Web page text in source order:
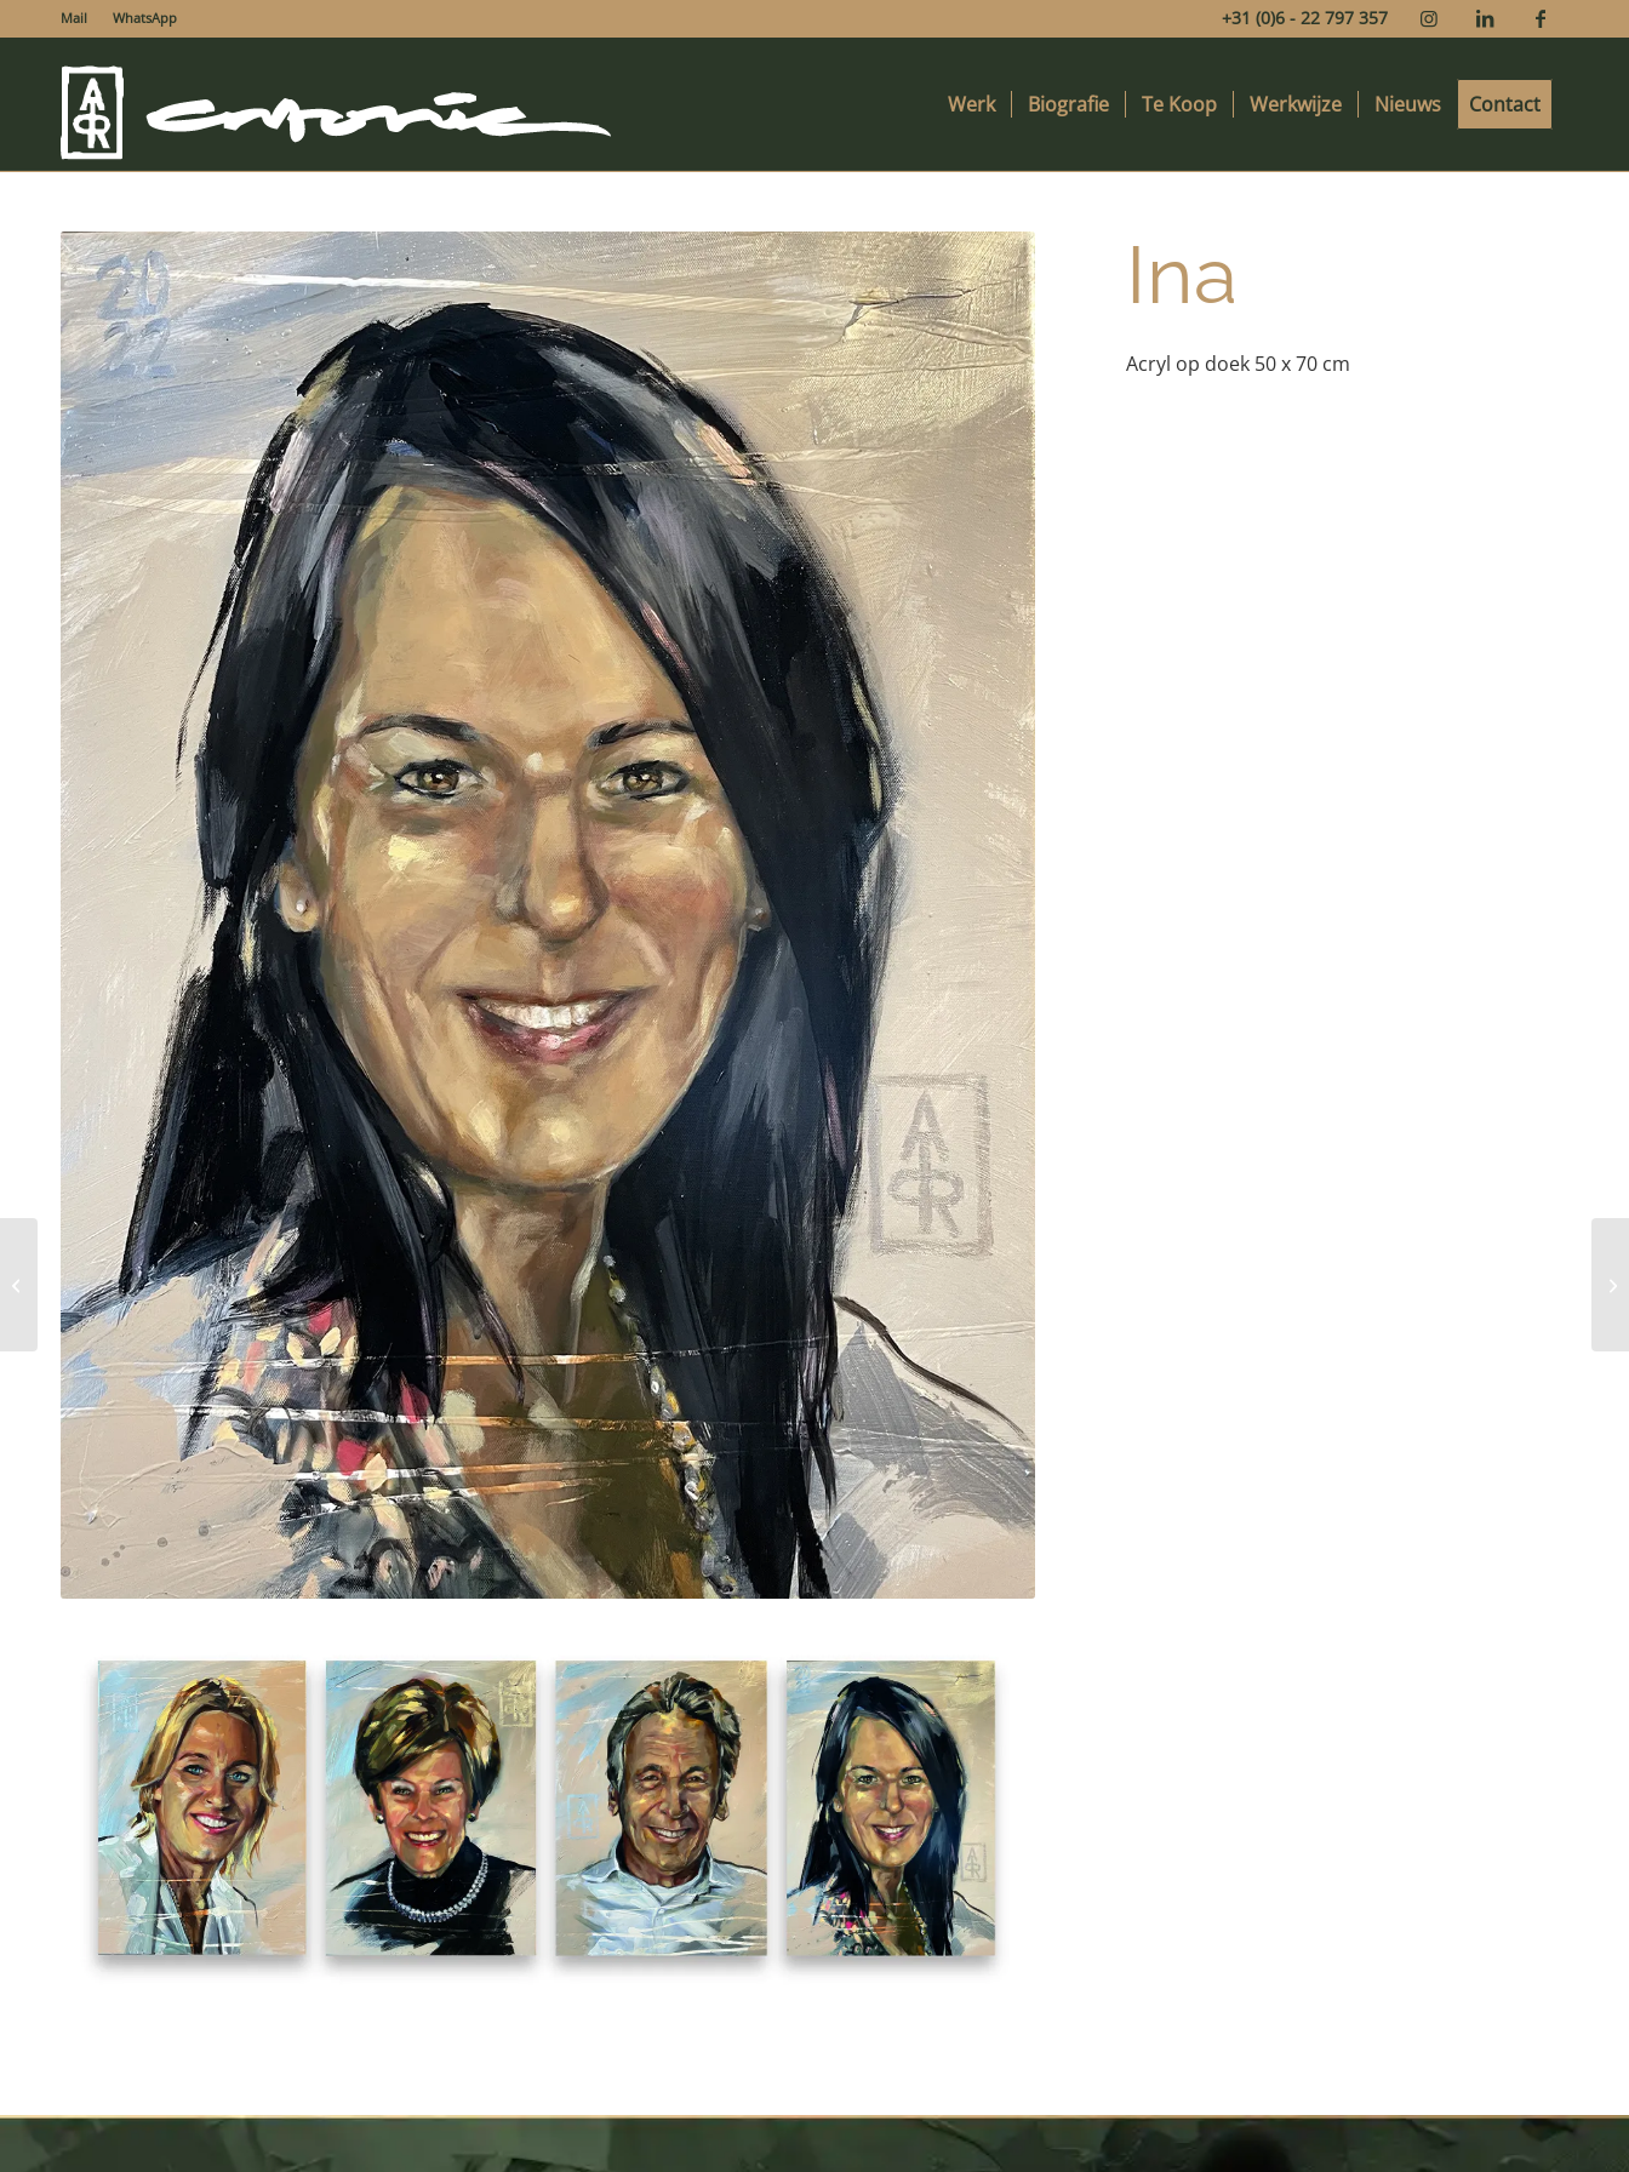
Mail WhatsApp +31 (0)6 - 22 797 357
Werk Biografie Te Koop Werkwijze Nieuws Contact
Ina
Acryl op doek 50 x 70 cm
Expositie Knokke-Heist